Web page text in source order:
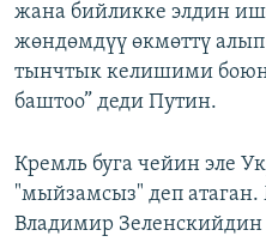
жана бийликке элдин
жөндөмдүү өкмөттү
тынчтык келишими
баштоо” деди Путин.
Кремль буга чейин эле
"мыйзамсыз" деп атаган.
Владимир